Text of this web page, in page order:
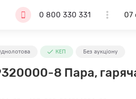
0 800 330 331 07
КЕП Без аукціону
8 Пара, гаряча